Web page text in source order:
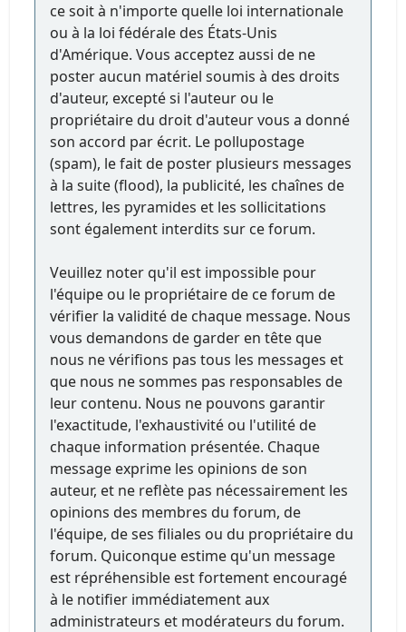
ce soit à n'importe quelle loi internationale
ou à la loi fédérale des États-Unis
d'Amérique. Vous acceptez aussi de ne
poster aucun matériel soumis à des droits
d'auteur, excepté si l'auteur ou le
propriétaire du droit d'auteur vous a donné
son accord par écrit. Le pollupostage
(spam), le fait de poster plusieurs messages
à la suite (flood), la publicité, les chaînes de
lettres, les pyramides et les sollicitations
sont également interdits sur ce forum.
Veuillez noter qu'il est impossible pour
l'équipe ou le propriétaire de ce forum de
vérifier la validité de chaque message. Nous
vous demandons de garder en tête que
nous ne vérifions pas tous les messages et
que nous ne sommes pas responsables de
leur contenu. Nous ne pouvons garantir
l'exactitude, l'exhaustivité ou l'utilité de
chaque information présentée. Chaque
message exprime les opinions de son
auteur, et ne reflète pas nécessairement les
opinions des membres du forum, de
l'équipe, de ses filiales ou du propriétaire du
forum. Quiconque estime qu'un message
est répréhensible est fortement encouragé
à le notifier immédiatement aux
administrateurs et modérateurs du forum.